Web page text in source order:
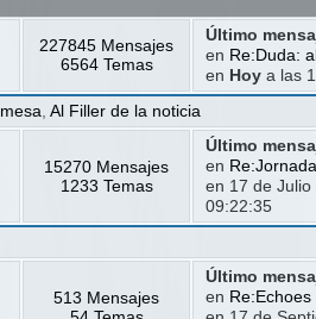
227845 Mensajes
6564 Temas
Último
en Re:Duda:
en Hoya las
,Al Filler de la noticia
15270 Mensajes
1233 Temas
Último
en
en 17 de Julio
09:22:35
513 Mensajes
Último
en Re:Echoes